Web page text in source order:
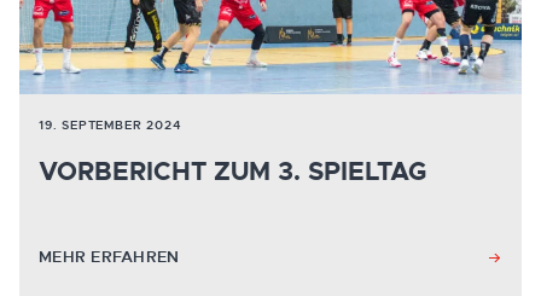
19. SEPTEMBER 2024
VORBERICHT ZUM 3. SPIELTAG
MEHR ERFAHREN